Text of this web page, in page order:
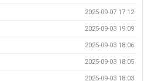
2025-09-07 17:12
2025-09-03 19:09
2025-09-03 18:06
2025-09-03 18:05
2025-09-03 18:03